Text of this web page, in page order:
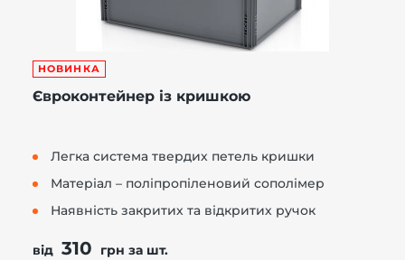
НОВИНКА
Євроконтейнер із кришкою
Легка система твердих петель кришки
Матеріал – поліпропіленовий сополімер
Наявність закритих та відкритих ручок
від 310 грн за шт.